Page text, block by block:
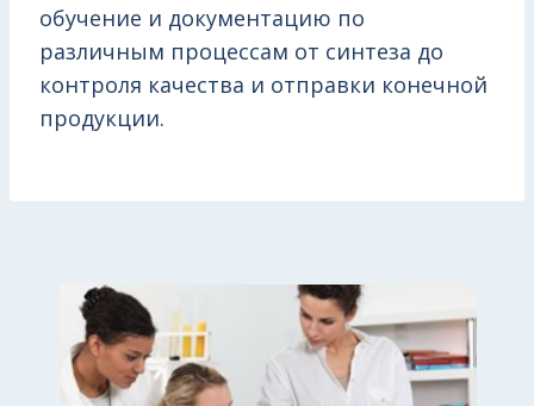
обучение и документацию по
различным процессам от синтеза до
контроля качества и отправки конечной
продукции.